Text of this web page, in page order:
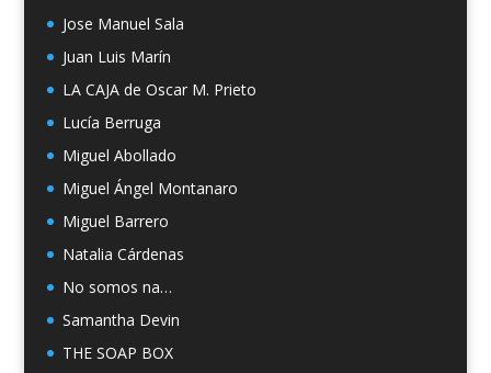
Jose Manuel Sala
Juan Luis Marín
LA CAJA de Oscar M. Prieto
Lucía Berruga
Miguel Abollado
Miguel Ángel Montanaro
Miguel Barrero
Natalia Cárdenas
No somos na…
Samantha Devin
THE SOAP BOX